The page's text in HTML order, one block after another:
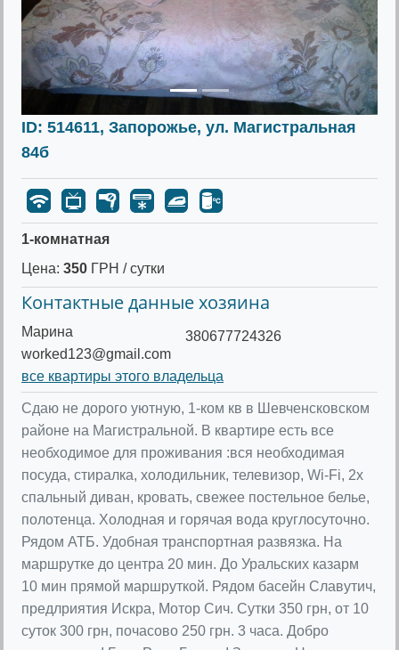
ID: 514611, Запорожье, ул. Магистральная
84б
1-комнатная
Цена: 350 ГРН / сутки
Контактные данные хозяина
Марина
worked123@gmail.com
380677724326
все квартиры этого владельца
Сдаю не дорого уютную, 1-ком кв в Шевченсковском
районе на Магистральной. В квартире есть все
необходимое для проживания :вся необходимая
посуда, стиралка, холодильник, телевизор, Wi-Fi, 2х
спальный диван, кровать, свежее постельное белье,
полотенца. Холодная и горячая вода круглосуточно.
Рядом АТБ. Удобная транспортная развязка. На
маршрутке до центра 20 мин. До Уральских казарм
10 мин прямой маршруткой. Рядом басейн Славутич,
предлриятия Искра, Мотор Сич. Сутки 350 грн, от 10
суток 300 грн, почасово 250 грн. 3 часа. Добро